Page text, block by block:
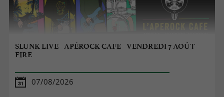
SLUNK LIVE - APÉROCK CAFE - VENDREDI 7 AOÛT -
FIRE
07/08/2026